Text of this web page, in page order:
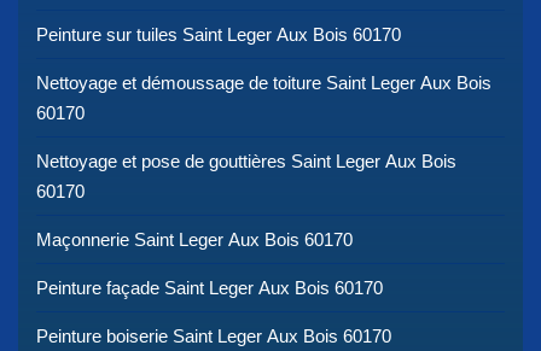
Peinture sur tuiles Saint Leger Aux Bois 60170
Nettoyage et démoussage de toiture Saint Leger Aux Bois
60170
Nettoyage et pose de gouttières Saint Leger Aux Bois
60170
Maçonnerie Saint Leger Aux Bois 60170
Peinture façade Saint Leger Aux Bois 60170
Peinture boiserie Saint Leger Aux Bois 60170